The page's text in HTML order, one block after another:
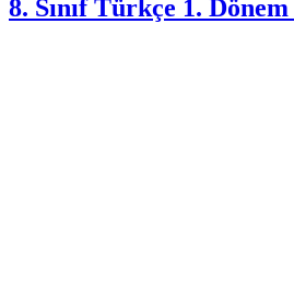
8. Sınıf Türkçe 1. Dönem